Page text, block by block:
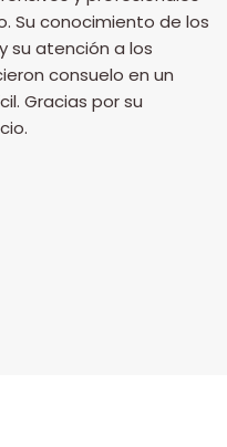
Su conocimiento de los
su atención a los
consuelo en un
Gracias por su